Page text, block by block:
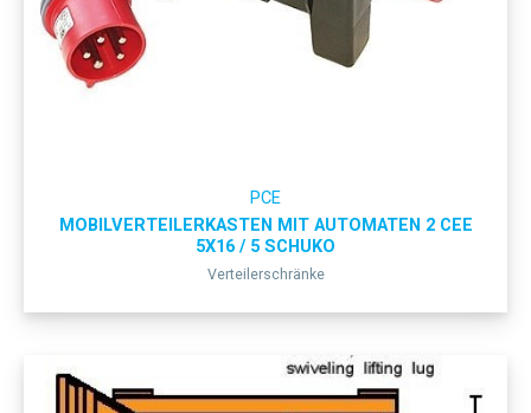
PCE
MOBILVERTEILERKASTEN MIT AUTOMATEN 2 CEE
5X16 / 5 SCHUKO
Verteilerschränke